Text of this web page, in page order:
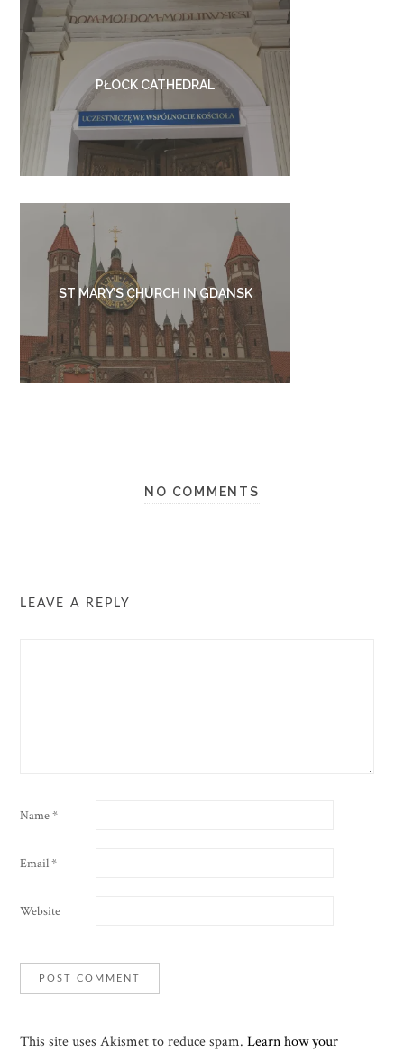
PŁOCK CATHEDRAL
ST MARY’S CHURCH IN GDANSK
NO COMMENTS
LEAVE A REPLY
Name*
Email*
Website
This site uses Akismet to reduce spam.Learn how your